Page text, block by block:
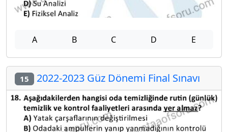
A B C D E
15 2022-2023 Güz Dönemi Final Sınavı